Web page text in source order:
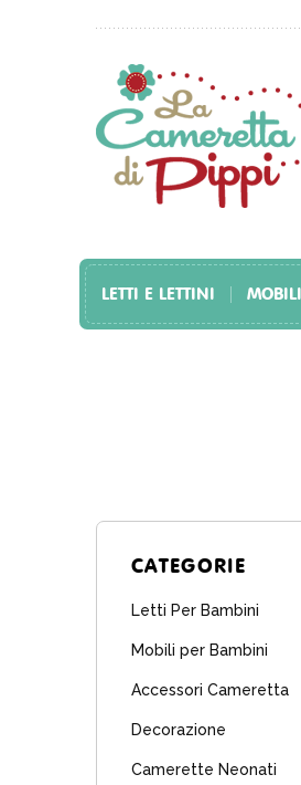
LETTI E LETTINI
CATEGORIE
Letti Per Bambini
Mobili per Bambini
Accessori Cameretta
Decorazione
Camerette Neonati